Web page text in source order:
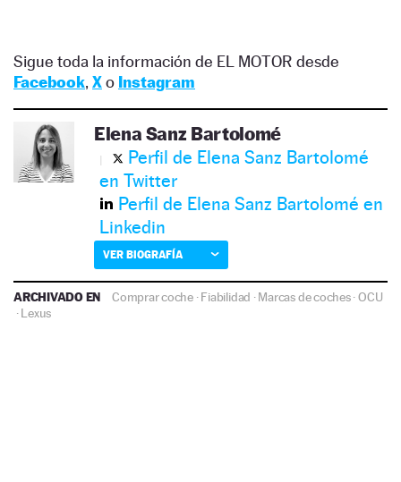
Sigue toda la información de EL MOTOR desde
Facebook, Xo Instagram
Elena Sanz Bartolomé
Perfil de Elena Sanz Bartolomé
en Twitter
Perfil de Elena Sanz Bartolomé en
Linkedin
VER BIOGRAFÍA
ARCHIVADO EN Comprar coche ·Fiabilidad ·Marcas de coches·OCU
·Lexus